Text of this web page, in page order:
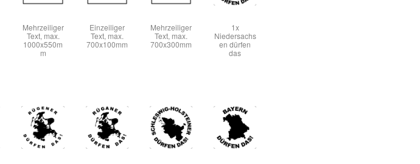
Mehrzeiliger
Text, max.
1000x550m
m
Einzeiliger
Text, max.
700x100mm
Mehrzeiliger
Text, max.
700x300mm
1x
Niedersachs
en dürfen
das